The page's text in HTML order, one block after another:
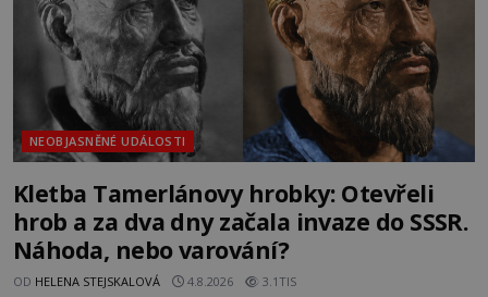
NEOBJASNĚNÉ UDÁLOSTI
Kletba Tamerlánovy hrobky: Otevřeli
hrob a za dva dny začala invaze do SSSR.
Náhoda, nebo varování?
OD HELENA STEJSKALOVÁ 4.8.2026 3.1TIS